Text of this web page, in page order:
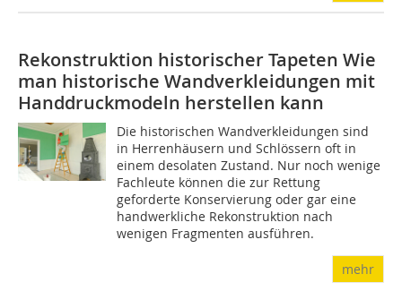
Rekonstruktion historischer Tapeten Wie
man historische Wandverkleidungen mit
Handdruckmodeln herstellen kann
Die historischen Wandverkleidungen sind
in Herrenhäusern und Schlössern oft in
einem desolaten Zustand. Nur noch wenige
Fachleute können die zur Rettung
geforderte Konservierung oder gar eine
handwerkliche Rekonstruktion nach
wenigen Fragmenten ausführen.
mehr